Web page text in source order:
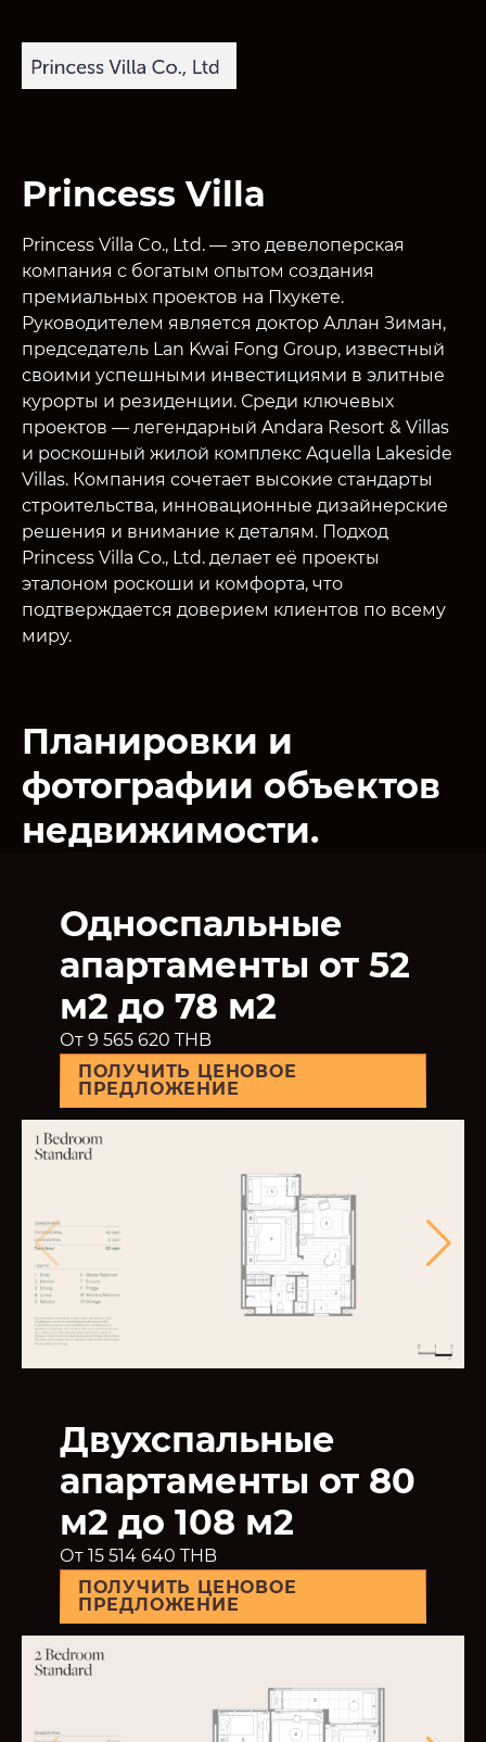
Princess Villa
Princess Villa Co., Ltd. — это девелоперская
компания с богатым опытом создания
премиальных проектов на Пхукете.
Руководителем является доктор Аллан Зиман,
председатель Lan Kwai Fong Group, известный
своими успешными инвестициями в элитные
курорты и резиденции. Среди ключевых
проектов — легендарный Andara Resort & Villas
и роскошный жилой комплекс Aquella Lakeside
Villas. Компания сочетает высокие стандарты
строительства, инновационные дизайнерские
решения и внимание к деталям. Подход
Princess Villa Co., Ltd. делает её проекты
эталоном роскоши и комфорта, что
подтверждается доверием клиентов по всему
миру.
Планировки и
фотографии объектов
недвижимости.
Односпальные
апартаменты от 52
м2 до 78 м2
От 9 565 620 THB
ПОЛУЧИТЬ ЦЕНОВОЕ
ПРЕДЛОЖЕНИЕ
Двухспальные
апартаменты от 80
м2 до 108 м2
От 15 514 640 THB
ПОЛУЧИТЬ ЦЕНОВОЕ
ПРЕДЛОЖЕНИЕ